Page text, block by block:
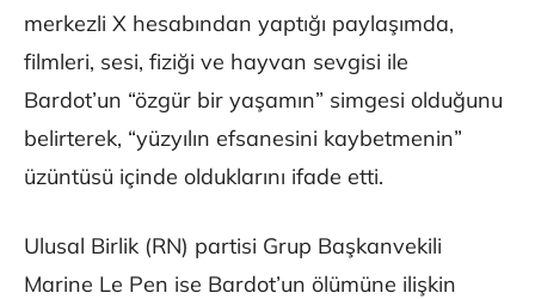
merkezli X hesabından yaptığı paylaşımda,
filmleri, sesi, fiziği ve hayvan sevgisi ile
Bardot’un “özgür bir yaşamın” simgesi olduğunu
belirterek, “yüzyılın efsanesini kaybetmenin”
üzüntüsü içinde olduklarını ifade etti.
Ulusal Birlik (RN) partisi Grup Başkanvekili
Marine Le Pen ise Bardot’un ölümüne ilişkin